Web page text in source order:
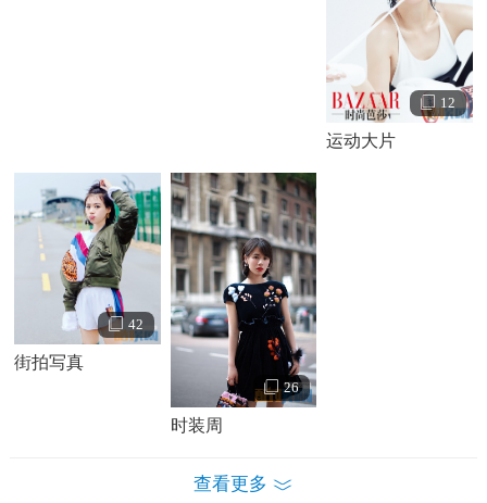
马思纯个人资料简介 马思纯个人经历及家庭背景介绍
蚌埠市，马思纯是蒋雯丽 亲外甥女，马思纯叫蒋雯丽叫小
姨。在7岁的时候曾第一次出演电影《三个人的冬天》，13岁
的时候又参演了电视剧《大宅门》，为了让马思纯得到更好
地发展机会，13岁的时候，她的母亲蒋文娟就带着马思纯去
了北京定居，从那以后便一直和她妈妈住
至，马思纯已经积累了一些演戏的经验，因此报考了北电导
演系，虽然没有成功，最后听从了母亲的建议考入了中国传
播音系，在读大二的时候，沈严导演看中，让马思纯
出演了电视剧《爸爸我怀了你的孩子》的女一号，因此而进
12
运动大片
42
街拍写真
26
时装周
查看更多